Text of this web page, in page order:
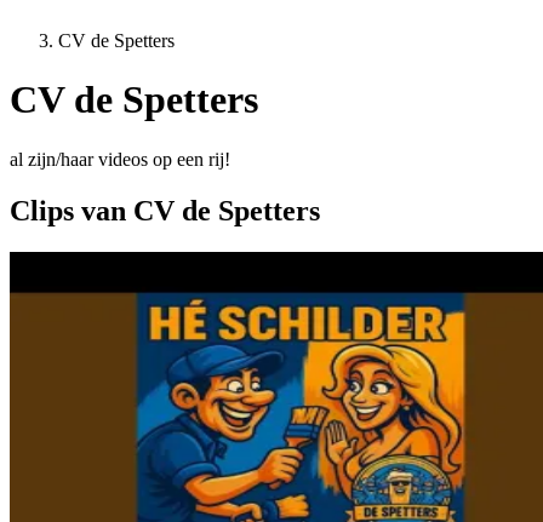
CV de Spetters
CV de Spetters
al zijn/haar videos op een rij!
Clips van CV de Spetters